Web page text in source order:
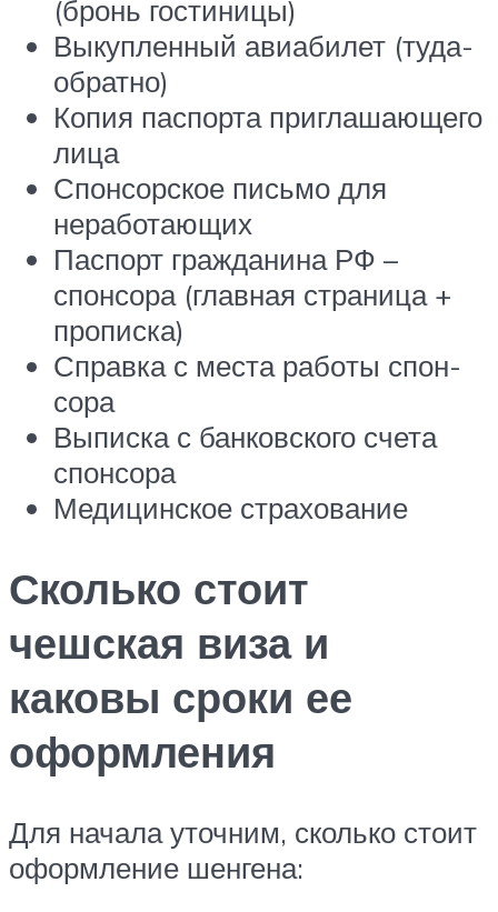
(бронь гостиницы)
Выкупленный авиабилет (туда-
обратно)
Копия паспорта приглашающего
лица
Спон­сор­ское пись­мо для
неработающих
Паспорт гражданина РФ –
спонсора (глав­ная стра­ни­ца +
про­пис­ка)
Справ­ка с ме­ста ра­бо­ты спон­
со­ра
Выписка с банковского счета
спонсора
Медицинское страхование
Сколько стоит
чешская виза и
каковы сроки ее
оформления
Для начала уточним, сколько стоит
оформление шенгена: